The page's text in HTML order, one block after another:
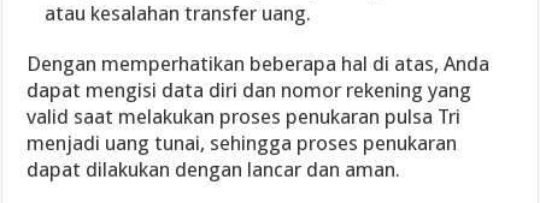
atau kesalahan transfer uang.
Dengan memperhatikan beberapa hal di atas, Anda
dapat mengisi data diri dan nomor rekening yang
valid saat melakukan proses penukaran pulsa Tri
menjadi uang tunai, sehingga proses penukaran
dapat dilakukan dengan lancar dan aman.